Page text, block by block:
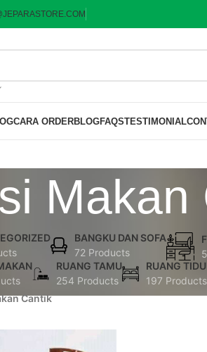
CARA ORDERBLOGFAQSTESTIMONIAL
Makan
BANGKU DAN SOFA
72 Products
RUANG TAMU
254 Products
RUANG
197 Products
Cantik